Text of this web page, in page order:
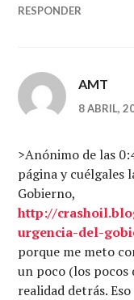
RESPONDER
AMT
8 ABRIL,
>Anónimo de las
página y cuélgales
Gobierno,
http://
urgencia-del-
porque me meto
un poco (los pocos
realidad detrás.